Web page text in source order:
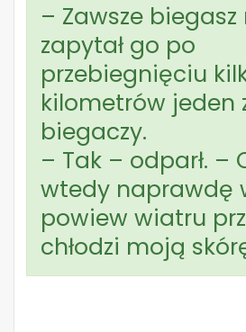
– Zawsze
zapytał go po
przebiegnięciu
kilometrów jeden
biegaczy.
– Tak – odparł. –
wtedy naprawdę
powiew wiatru
chłodzi moją